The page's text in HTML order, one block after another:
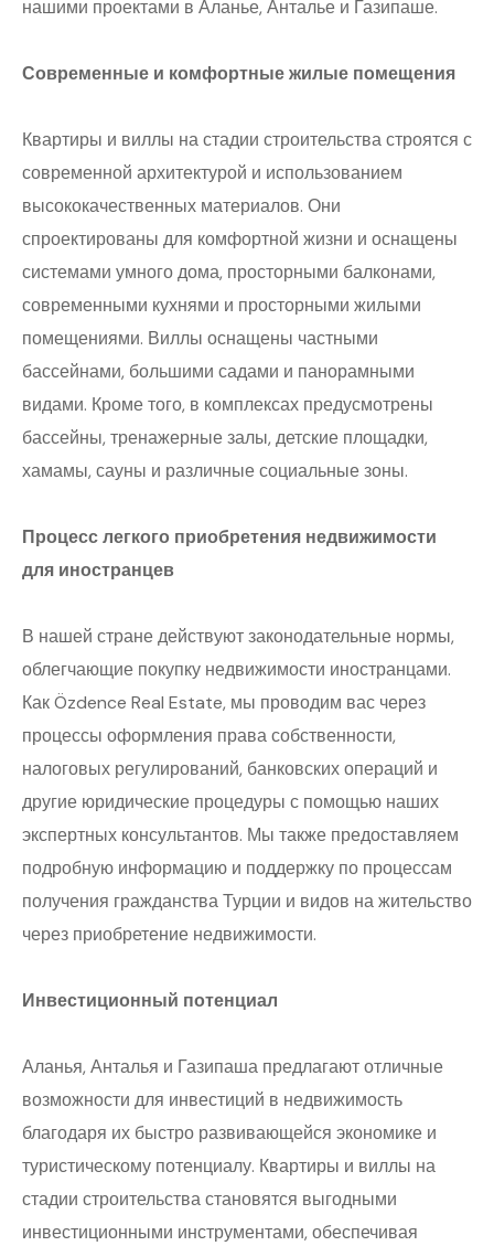
нашими проектами в Аланье, Анталье и Газипаше.
Современные и комфортные жилые помещения
Квартиры и виллы на стадии строительства строятся с
современной архитектурой и использованием
высококачественных материалов. Они
спроектированы для комфортной жизни и оснащены
системами умного дома, просторными балконами,
современными кухнями и просторными жилыми
помещениями. Виллы оснащены частными
бассейнами, большими садами и панорамными
видами. Кроме того, в комплексах предусмотрены
бассейны, тренажерные залы, детские площадки,
хамамы, сауны и различные социальные зоны.
Процесс легкого приобретения недвижимости
для иностранцев
В нашей стране действуют законодательные нормы,
облегчающие покупку недвижимости иностранцами.
Как Özdence Real Estate, мы проводим вас через
процессы оформления права собственности,
налоговых регулирований, банковских операций и
другие юридические процедуры с помощью наших
экспертных консультантов. Мы также предоставляем
подробную информацию и поддержку по процессам
получения гражданства Турции и видов на жительство
через приобретение недвижимости.
Инвестиционный потенциал
Аланья, Анталья и Газипаша предлагают отличные
возможности для инвестиций в недвижимость
благодаря их быстро развивающейся экономике и
туристическому потенциалу. Квартиры и виллы на
стадии строительства становятся выгодными
инвестиционными инструментами, обеспечивая